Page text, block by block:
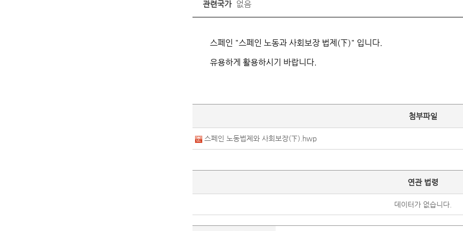
관련국가 없음
스페인 "스페인 노동과 사회보장 법제(下)" 입니다.
유용하게 활용하시기 바랍니다.
첨부파일
스페인 노동법제와 사회보장(下).hwp
연관 법령
데이터가 없습니다.